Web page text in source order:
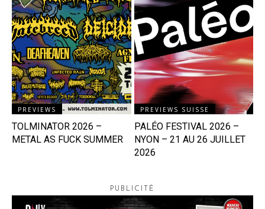
PREVIEWS
TOLMINATOR 2026 –
METAL AS FUCK SUMMER
PREVIEWS SUISSE
PALÉO FESTIVAL 2026 –
NYON – 21 AU 26 JUILLET
2026
PUBLICITÉ